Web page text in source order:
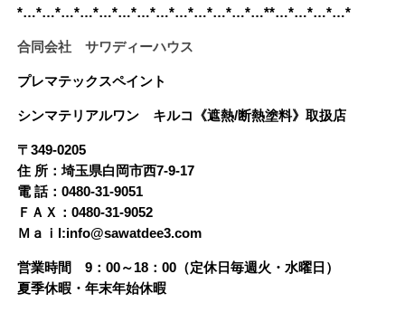
*…*…*…*…*…*…*…*…*…*…*…*…*…**…*…*…*…*
合同会社 サワディーハウス
プレマテックスペイント
シンマテリアルワン キルコ《遮熱/断熱塗料》 取扱店
〒349-0205
住 所：埼玉県白岡市西7-9-17
電 話：0480-31-9051
ＦＡＸ：0480-31-9052
Ｍａｉl:info@sawatdee3.com
営業時間 9：00～18：00（定休日毎週火・水曜日）
夏季休暇・年末年始休暇